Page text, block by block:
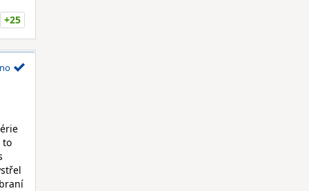
+25
to